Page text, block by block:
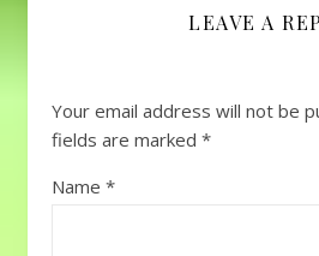
LEAVE A
Your email address will not be
fields are marked *
Name *